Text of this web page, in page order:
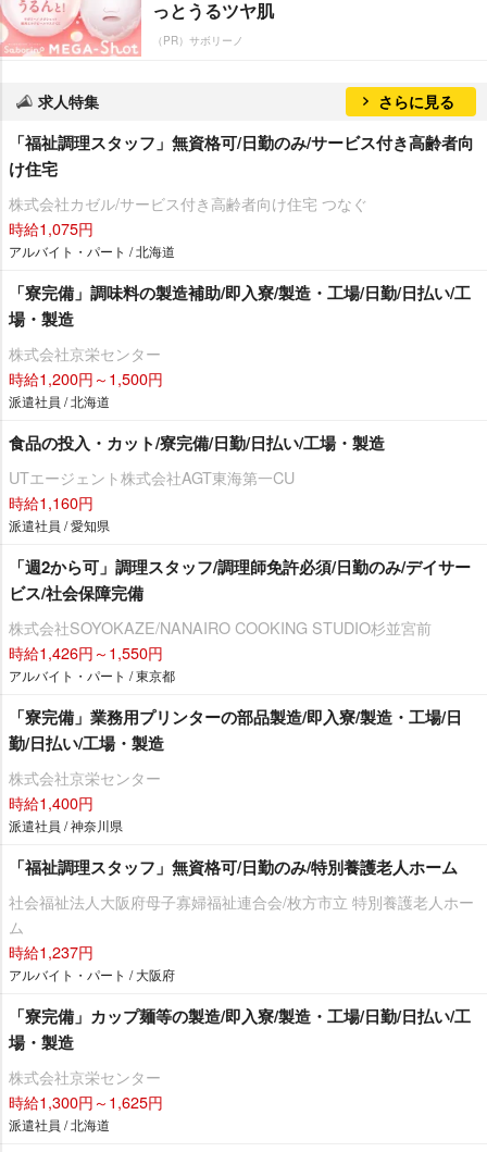
っとうるツヤ肌
（PR）サボリーノ
求人特集 さらに見る
「福祉調理スタッフ」無資格可/日勤のみ/サービス付き高齢者向
け住宅
株式会社カゼル/サービス付き高齢者向け住宅 つなぐ
時給1,075円
アルバイト・パート / 北海道
「寮完備」調味料の製造補助/即入寮/製造・工場/日勤/日払い/工
場・製造
株式会社京栄センター
時給1,200円～1,500円
派遣社員 / 北海道
食品の投入・カット/寮完備/日勤/日払い/工場・製造
UTエージェント株式会社AGT東海第一CU
時給1,160円
派遣社員 / 愛知県
「週2から可」調理スタッフ/調理師免許必須/日勤のみ/デイサー
ビス/社会保障完備
株式会社SOYOKAZE/NANAIRO COOKING STUDIO杉並宮前
時給1,426円～1,550円
アルバイト・パート / 東京都
「寮完備」業務用プリンターの部品製造/即入寮/製造・工場/日
勤/日払い/工場・製造
株式会社京栄センター
時給1,400円
派遣社員 / 神奈川県
「福祉調理スタッフ」無資格可/日勤のみ/特別養護老人ホーム
社会福祉法人大阪府母子寡婦福祉連合会/枚方市立 特別養護老人ホー
ム
時給1,237円
アルバイト・パート / 大阪府
「寮完備」カップ麺等の製造/即入寮/製造・工場/日勤/日払い/工
場・製造
株式会社京栄センター
時給1,300円～1,625円
派遣社員 / 北海道